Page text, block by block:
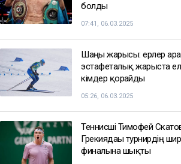
болды
07:41, 06.03.2025
Шаңғы жарысы: ерлер
эстафеталық жарыста
кімдер қорғайды
05:26, 06.03.2025
Теннисші Тимофей
Грекиядағы турнирдің
финалына шықты